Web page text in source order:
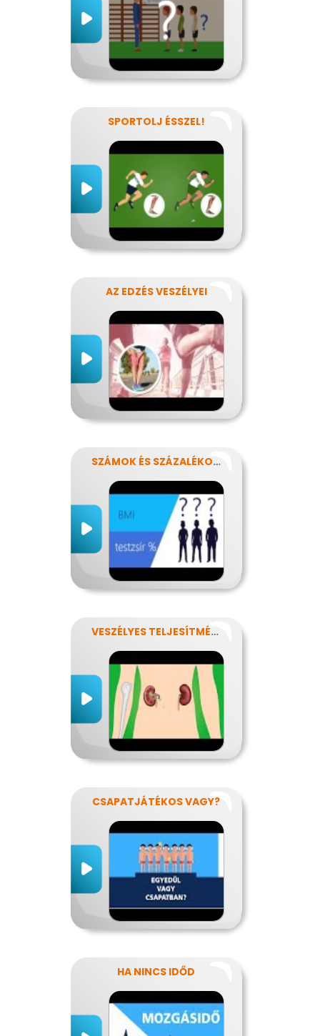
SPORTOLJ ÉSSZEL!
AZ EDZÉS VESZÉLYEI
SZÁMOK ÉS SZÁZALÉKOK REJTELMEI
VESZÉLYES TELJESÍTMÉNY
CSAPATJÁTÉKOS VAGY?
HA NINCS IDŐD